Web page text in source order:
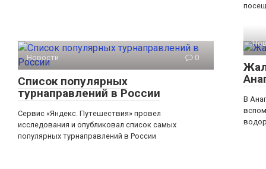
Новости 0
Список популярных
турнаправлений в России
Сервис «Яндекс. Путешествия» провел
исследования и опубликовал список самых
популярных турнаправлений в России
В